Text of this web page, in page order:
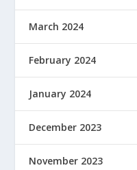
March 2024
February 2024
January 2024
December 2023
November 2023